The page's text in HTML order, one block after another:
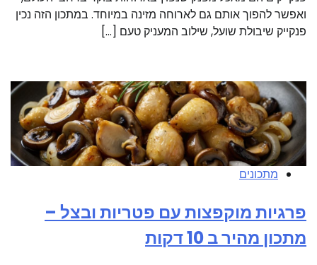
ואפשר להפוך אותם גם לארוחה מזינה במיוחד. במתכון הזה נכין
פנקייק שיבולת שועל, שילוב המעניק טעם […]
מתכונים
פרגיות מוקפצות עם פטריות ובצל –
מתכון מהיר ב 10 דקות